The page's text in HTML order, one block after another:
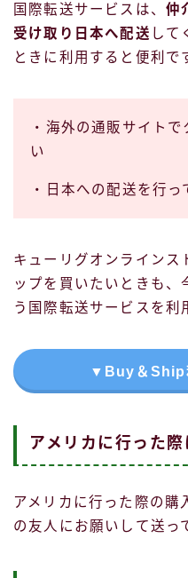
国際転送サービスは、 仲
受け取り日本へ配送 して
ときに利用すると便利で
・海外の通販サイト
い
・日本への配送を行っ
キューリグオンラインス
ップを買いたいときも
う国際転送サービスを利
▼Buy＆Ship
アメリカに行った
アメリカに行った際の購
の友人にお願いして送っ